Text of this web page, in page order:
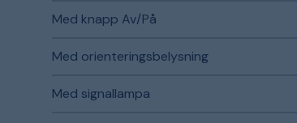
Med knapp Av/På
Med orienteringsbelysning
Med signallampa